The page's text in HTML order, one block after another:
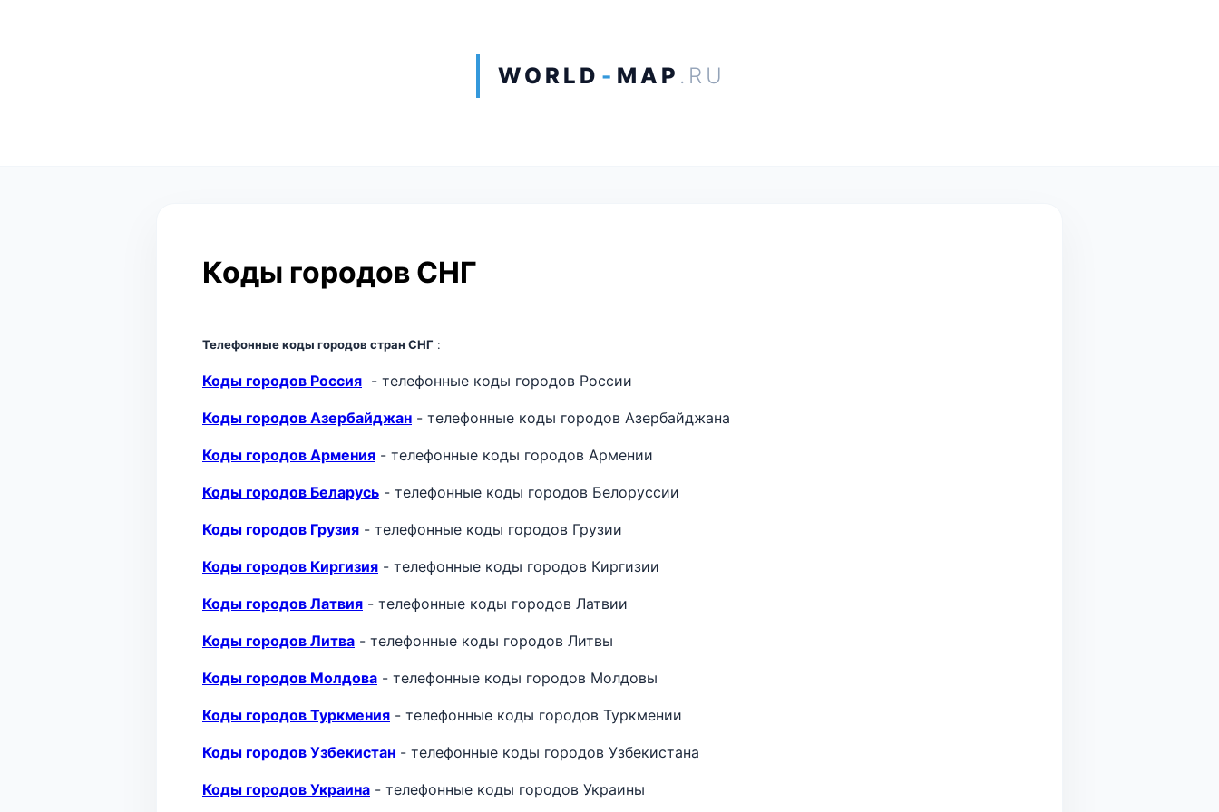
WORLD - MAP .RU
Коды городов СНГ
Телефонные коды городов стран СНГ :
Коды городов Россия - телефонные коды городов России
Коды городов Азербайджан - телефонные коды городов Азербайджана
Коды городов Армения - телефонные коды городов Армении
Коды городов Беларусь - телефонные коды городов Белоруссии
Коды городов Грузия - телефонные коды городов Грузии
Коды городов Киргизия - телефонные коды городов Киргизии
Коды городов Латвия - телефонные коды городов Латвии
Коды городов Литва - телефонные коды городов Литвы
Коды городов Молдова - телефонные коды городов Молдовы
Коды городов Туркмения - телефонные коды городов Туркмении
Коды городов Узбекистан - телефонные коды городов Узбекистана
Коды городов Украина - телефонные коды городов Украины